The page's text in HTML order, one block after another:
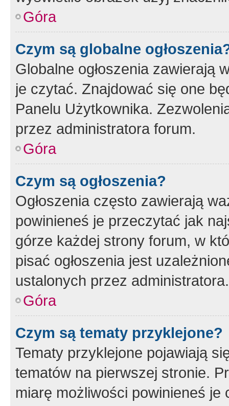
Góra
Czym są globalne
Globalne ogłoszenia zawierają
je czytać. Znajdować się one
Panelu Użytkownika.
przez administratora forum.
Góra
Czym są ogłoszenia?
Ogłoszenia często zawierają
powinieneś je przeczytać jak
górze każdej strony forum, w
pisać ogłoszenia jest
ustalonych przez administratora.
Góra
Czym są tematy przyklejone?
Tematy przyklejone pojawiają
tematów na pierwszej stronie.
miarę możliwości powinieneś je